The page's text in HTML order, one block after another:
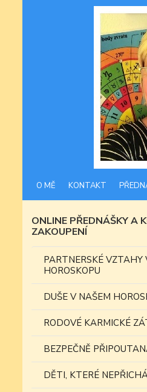
O MĚ KONTAKT
ONLINE PŘEDNÁŠKY A
ZAKOUPENÍ
PARTNERSKÉ VZTAHY
HOROSKOPU
DUŠE V NAŠEM
RODOVÉ KARMICKÉ
BEZPEČNĚ
DĚTI, KTERÉ